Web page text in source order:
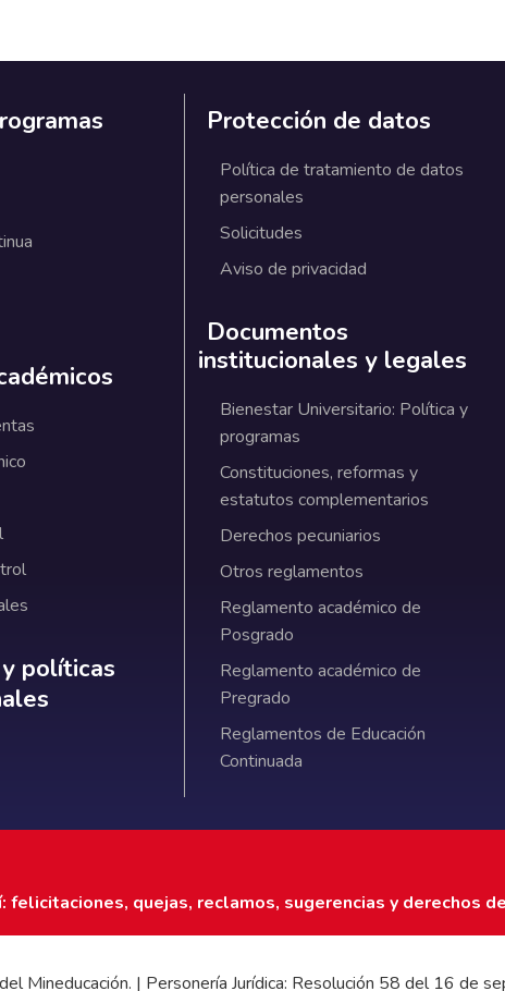
y políticas institucionales
políticas
Protección de datos
Política de tratamiento de datos
personales
Solicitudes
Aviso de privacidad
Documentos
institucionales y legales
Bienestar Universitario: Política y
programas
Constituciones, reformas y
estatutos complementarios
Derechos pecuniarios
Otros reglamentos
Reglamento académico de
Posgrado
Reglamento académico de
Pregrado
Reglamentos de Educación
Continuada
felicitaciones, quejas, reclamos, sugerencias y derechos
Mineducación. | Personería Jurídica: Resolución 58 del 16 de